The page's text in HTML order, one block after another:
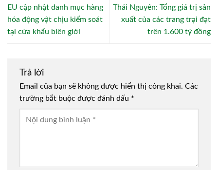
EU cập nhật danh mục hàng
hóa động vật chịu kiểm soát
tại cửa khẩu biên giới
Thái Nguyên: Tổng giá trị sản
xuất của các trang trại đạt
trên 1.600 tỷ đồng
Trả lời
Email của bạn sẽ không được hiển thị công khai. Các
trường bắt buộc được đánh dấu *